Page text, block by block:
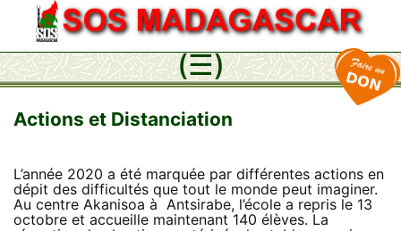
au
contenu
(☰)
Actions et Distanciation
L’année 2020 a été marquée par différentes actions en
dépit des difficultés que tout le monde peut imaginer.
Au centre Akanisoa à Antsirabe, l’école a repris le 13
octobre et accueille maintenant 140 élèves. La